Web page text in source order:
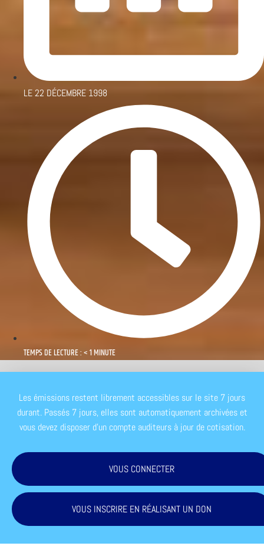
LE22 DÉCEMBRE 1998
TEMPS DE LECTURE : < 1 MINUTE
Les émissions restent librement accessibles sur le site 7 jours
durant. Passés 7 jours, elles sont automatiquement archivées et
vous devez disposer d'un compte auditeurs à jour de cotisation.
VOUS CONNECTER
VOUS INSCRIRE EN RÉALISANT UN DON